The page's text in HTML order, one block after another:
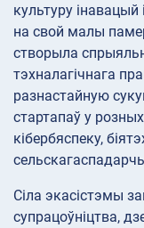
культуру
на свой малы
створыла
тэхналагічнага
разнастайную
стартапаў у
кібербяспеку,
Сіла экасістэмы
супрацоўніцтва,